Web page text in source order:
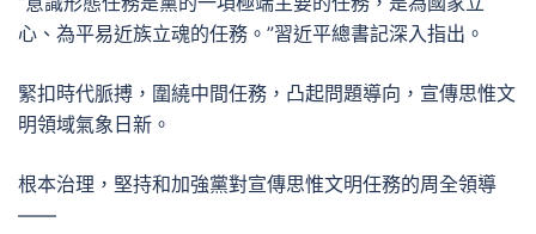
心、為平易近族立魂的任務。”習近平總書記深入指出。
緊扣時代脈搏，圍繞中間任務，凸起問題導向，宣傳思惟文
明領域氣象日新。
根本治理，堅持和加強黨對宣傳思惟文明任務的周全領導
——